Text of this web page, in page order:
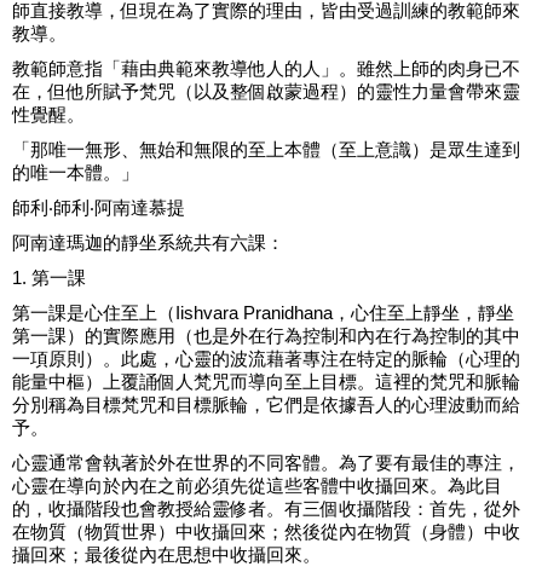
師直接教導，但現在為了實際的理由，皆由受過訓練的教範師來
教導。
教範師意指「藉由典範來教導他人的人」。雖然上師的肉身已不
在，但他所賦予梵咒（以及整個啟蒙過程）的靈性力量會帶來靈
性覺醒。
「那唯一無形、無始和無限的至上本體（至上意識）是眾生達到
的唯一本體。」
師利‧師利‧阿南達慕提
阿南達瑪迦的靜坐系統共有六課：
1. 第一課
第一課是心住至上（Iishvara Pranidhana，心住至上靜坐，靜坐
第一課）的實際應用（也是外在行為控制和內在行為控制的其中
一項原則）。此處，心靈的波流藉著專注在特定的脈輪（心理的
能量中樞）上覆誦個人梵咒而導向至上目標。這裡的梵咒和脈輪
分別稱為目標梵咒和目標脈輪，它們是依據吾人的心理波動而給
予。
心靈通常會執著於外在世界的不同客體。為了要有最佳的專注，
心靈在導向於內在之前必須先從這些客體中收攝回來。為此目
的，收攝階段也會教授給靈修者。有三個收攝階段：首先，從外
在物質（物質世界）中收攝回來；然後從內在物質（身體）中收
攝回來；最後從內在思想中收攝回來。